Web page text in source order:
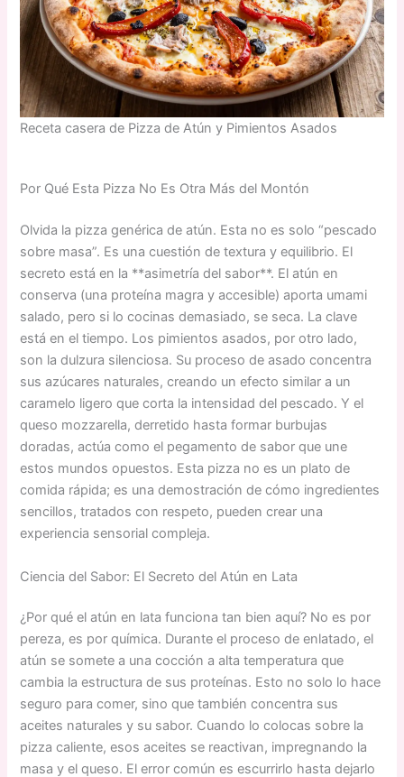
Receta casera de Pizza de Atún y Pimientos Asados
Por Qué Esta Pizza No Es Otra Más del Montón
Olvida la pizza genérica de atún. Esta no es solo “pescado
sobre masa”. Es una cuestión de textura y equilibrio. El
secreto está en la **asimetría del sabor**. El atún en
conserva (una proteína magra y accesible) aporta umami
salado, pero si lo cocinas demasiado, se seca. La clave
está en el tiempo. Los pimientos asados, por otro lado,
son la dulzura silenciosa. Su proceso de asado concentra
sus azúcares naturales, creando un efecto similar a un
caramelo ligero que corta la intensidad del pescado. Y el
queso mozzarella, derretido hasta formar burbujas
doradas, actúa como el pegamento de sabor que une
estos mundos opuestos. Esta pizza no es un plato de
comida rápida; es una demostración de cómo ingredientes
sencillos, tratados con respeto, pueden crear una
experiencia sensorial compleja.
Ciencia del Sabor: El Secreto del Atún en Lata
¿Por qué el atún en lata funciona tan bien aquí? No es por
pereza, es por química. Durante el proceso de enlatado, el
atún se somete a una cocción a alta temperatura que
cambia la estructura de sus proteínas. Esto no solo lo hace
seguro para comer, sino que también concentra sus
aceites naturales y su sabor. Cuando lo colocas sobre la
pizza caliente, esos aceites se reactivan, impregnando la
masa y el queso. El error común es escurrirlo hasta dejarlo